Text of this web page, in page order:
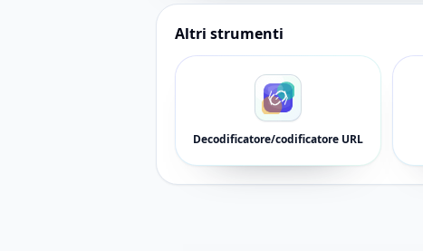
Altri strumenti
Decodificatore/codificatore URL